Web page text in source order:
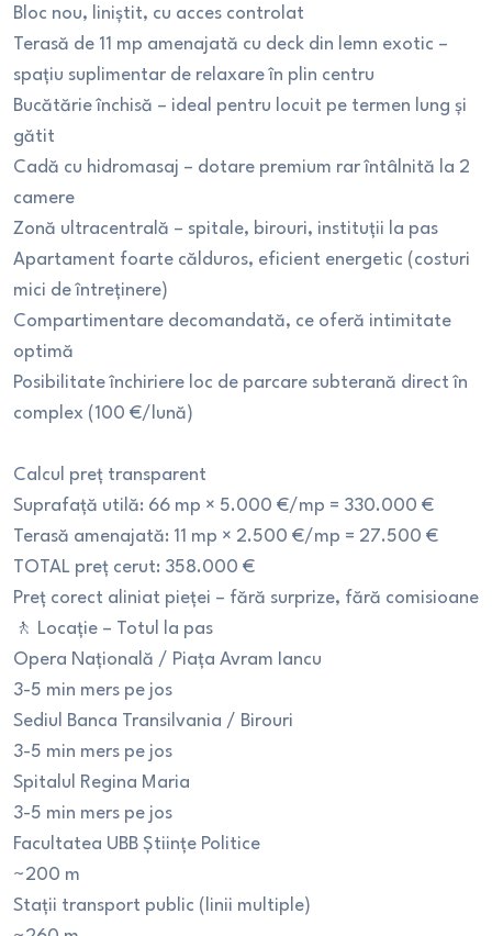
Bloc nou, liniștit, cu acces controlat
Terasă de 11 mp amenajată cu deck din lemn exotic –
spațiu suplimentar de relaxare în plin centru
Bucătărie închisă – ideal pentru locuit pe termen lung și
gătit
Cadă cu hidromasaj – dotare premium rar întâlnită la 2
camere
Zonă ultracentrală – spitale, birouri, instituții la pas
Apartament foarte călduros, eficient energetic (costuri
mici de întreținere)
Compartimentare decomandată, ce oferă intimitate
optimă
Posibilitate închiriere loc de parcare subterană direct în
complex (100 €/lună)
Calcul preț transparent
Suprafață utilă: 66 mp × 5.000 €/mp = 330.000 €
Terasă amenajată: 11 mp × 2.500 €/mp = 27.500 €
TOTAL preț cerut: 358.000 €
Preț corect aliniat pieței – fără surprize, fără comisioane
🚶 Locație – Totul la pas
Opera Națională / Piața Avram Iancu
3-5 min mers pe jos
Sediul Banca Transilvania / Birouri
3-5 min mers pe jos
Spitalul Regina Maria
3-5 min mers pe jos
Facultatea UBB Științe Politice
~200 m
Stații transport public (linii multiple)